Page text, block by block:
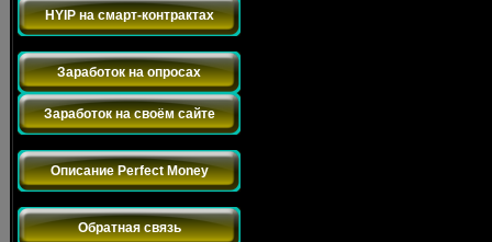
HYIP на смарт-контрактах
Заработок на опросах
Заработок на своём сайте
Описание Perfect Money
Обратная связь